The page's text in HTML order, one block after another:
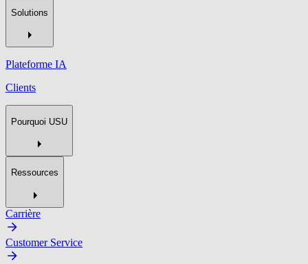
Solutions
Plateforme IA
Clients
Pourquoi USU
Ressources
Carrière
Customer Service